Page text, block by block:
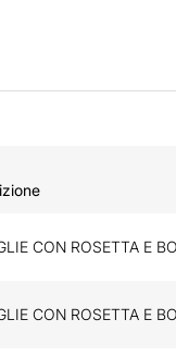
CON ROSETTA E
CON ROSETTA E